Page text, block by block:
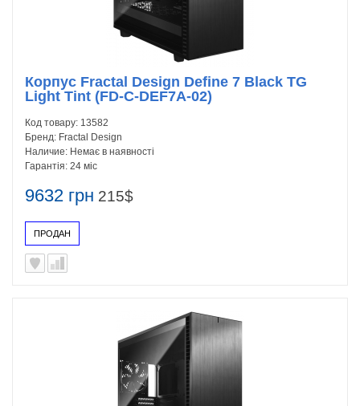
9632 грн 215$
ПРОДАН
Корпус Fractal Design Define 7 Black TG
Light Tint (FD-C-DEF7A-02)
Код товару: 13582
Бренд: Fractal Design
Наличие: Немає в наявності
Гарантія: 24 міс